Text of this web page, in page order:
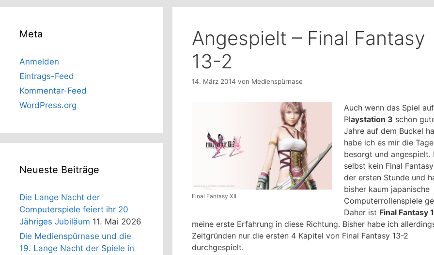
Angespielt – Final Fantasy
13-2
14. März 2014 von Medienspürnase
Final Fantasy XII
Auch wenn das Spiel
Playstation 3 schon
Jahre auf dem Buckel
habe ich es mir die Tage
besorgt und angespielt.
selbst kein Final
der ersten Stunde und
bisher kaum japanische
Computerrollenspiele
Daher ist Final Fantasy
meine erste Erfahrung in diese Richtung. Bisher habe ich
Zeitgründen nur die ersten 4 Kapitel von Final Fantasy 13-2
durchgespielt.
Meta
Anmelden
Eintrags-Feed
Kommentar-Feed
WordPress.org
Neueste Beiträge
Die Lange Nacht der
Computerspiele feiert ihr 20
Jähriges Jubiläum 11. Mai 2026
Die Medienspürnase und die
19. Lange Nacht der Spiele in